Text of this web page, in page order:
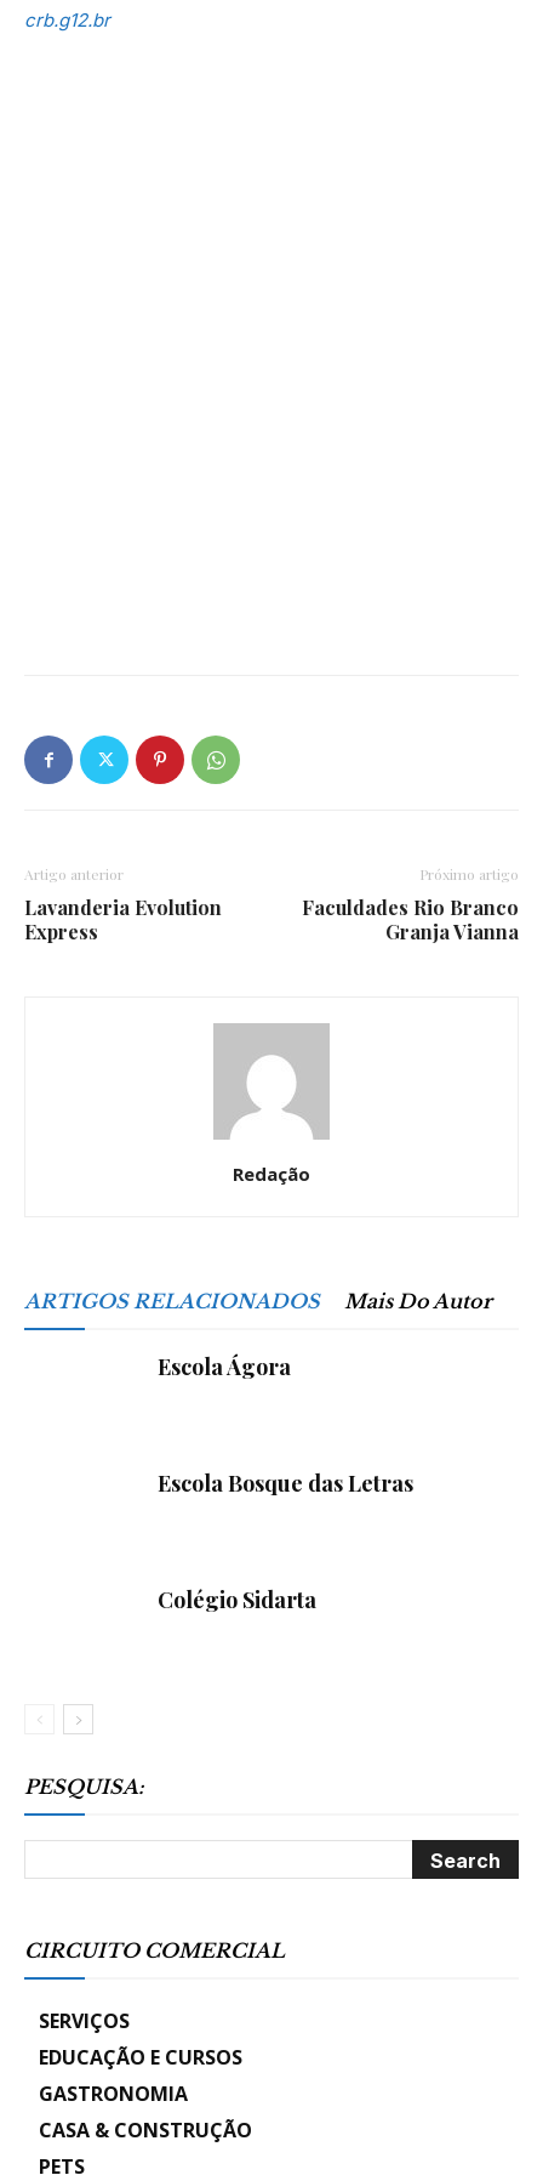
crb.g12.br
Artigo anterior
Lavanderia Evolution
Express
Próximo artigo
Faculdades Rio Branco
Granja Vianna
Redação
ARTIGOS RELACIONADOS Mais Do Autor
Escola Ágora
Escola Bosque das Letras
Colégio Sidarta
PESQUISA:
CIRCUITO COMERCIAL
SERVIÇOS
EDUCAÇÃO E CURSOS
GASTRONOMIA
CASA & CONSTRUÇÃO
PETS